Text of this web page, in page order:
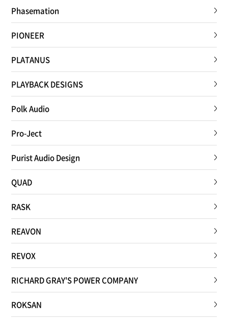
Phasemation
PIONEER
PLATANUS
PLAYBACK DESIGNS
Polk Audio
Pro-Ject
Purist Audio Design
QUAD
RASK
REAVON
REVOX
RICHARD GRAY'S POWER COMPANY
ROKSAN